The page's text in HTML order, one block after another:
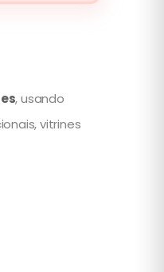
, usando
vitrines